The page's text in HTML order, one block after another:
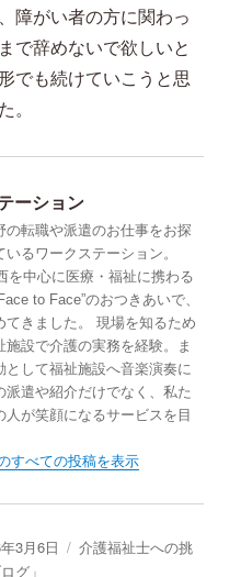
障がい者の方に関わっ
で辞めないで欲しいと
でも続けていこうと思
。
ーション
の転職や派遣のお仕事をお探
るワークステーション。
を中心に医療・福祉に携わる
to Face”のおつきあいで、
てきました。 現場を知るため
施設で介護の実務を経験。ま
として福祉施設へ音楽演奏に
派遣や紹介だけでなく、私た
人が笑顔になるサービスを目
すべての投稿を表示
3月6日
カ
介護福祉士への挑
グ」